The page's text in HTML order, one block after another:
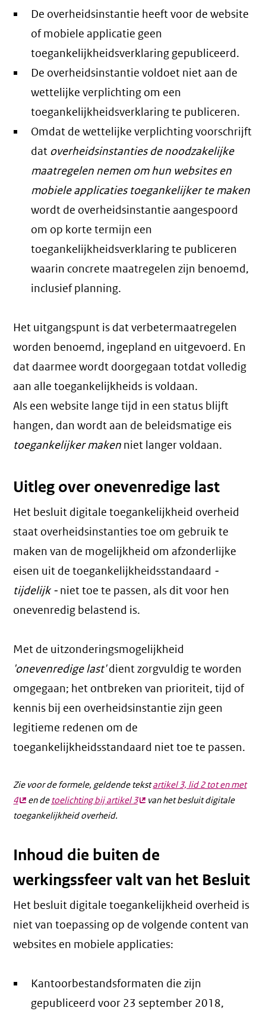
De overheidsinstantie heeft voor de website
of mobiele applicatie geen
toegankelijkheidsverklaring gepubliceerd.
De overheidsinstantie voldoet niet aan de
wettelijke verplichting om een
toegankelijkheidsverklaring te publiceren.
Omdat de wettelijke verplichting voorschrijft
dat overheidsinstanties de noodzakelijke
maatregelen nemen om hun websites en
mobiele applicaties toegankelijker te maken
wordt de overheidsinstantie aangespoord
om op korte termijn een
toegankelijkheidsverklaring te publiceren
waarin concrete maatregelen zijn benoemd,
inclusief planning.
Het uitgangspunt is dat verbetermaatregelen
worden benoemd, ingepland en uitgevoerd. En
dat daarmee wordt doorgegaan totdat volledig
aan alle toegankelijkheids is voldaan.
Als een website lange tijd in een status blijft
hangen, dan wordt aan de beleidsmatige eis
toegankelijker maken niet langer voldaan.
Uitleg over onevenredige last
Het besluit digitale toegankelijkheid overheid
staat overheidsinstanties toe om gebruik te
maken van de mogelijkheid om afzonderlijke
eisen uit de toegankelijkheidsstandaard -
tijdelijk - niet toe te passen, als dit voor hen
onevenredig belastend is.
Met de uitzonderingsmogelijkheid
'onevenredige last'dient zorgvuldig te worden
omgegaan; het ontbreken van prioriteit, tijd of
kennis bij een overheidsinstantie zijn geen
legitieme redenen om de
toegankelijkheidsstandaard niet toe te passen.
Zie voor de formele, geldende tekstartikel 3, lid 2 tot en met
4(externe
link)
en de toelichting bij artikel 3(externe
van het besluit digitale
toegankelijkheid overheid.
Inhoud die buiten de
werkingssfeer valt van het Besluit
Het besluit digitale toegankelijkheid overheid is
niet van toepassing op de volgende content van
websites en mobiele applicaties:
Kantoorbestandsformaten die zijn
gepubliceerd voor 23 september 2018,